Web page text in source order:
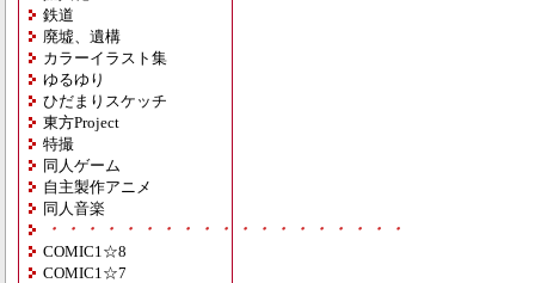
鉄道
廃墟、遺構
カラーイラスト集
ゆるゆり
ひだまりスケッチ
東方Project
特撮
同人ゲーム
自主製作アニメ
同人音楽
・・・・・・・・・・・・・・・・・・・
COMIC1☆8
COMIC1☆7